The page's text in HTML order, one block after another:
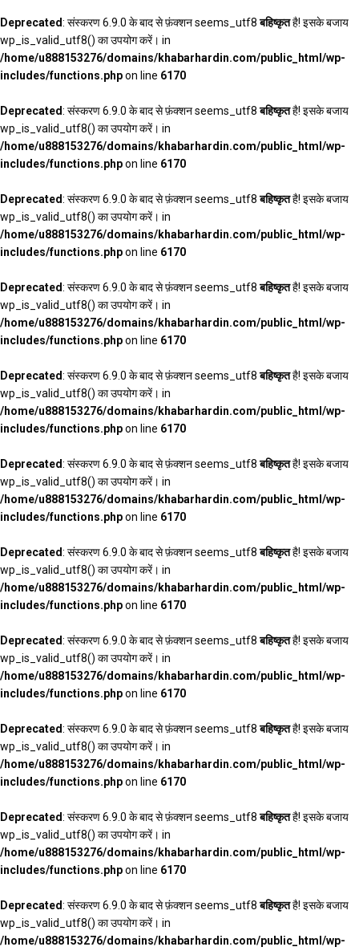
Deprecated: संस्करण 6.9.0 के बाद से फ़ंक्शन seems_utf8बहिष्कृतहै! इसके बजाय
wp_is_valid_utf8() का उपयोग करें। in
/home/u888153276/domains/khabarhardin.com/public_html/wp-
includes/functions.phpon line 6170
Deprecated: संस्करण 6.9.0 के बाद से फ़ंक्शन seems_utf8बहिष्कृतहै! इसके बजाय
wp_is_valid_utf8() का उपयोग करें। in
/home/u888153276/domains/khabarhardin.com/public_html/wp-
includes/functions.phpon line 6170
Deprecated: संस्करण 6.9.0 के बाद से फ़ंक्शन seems_utf8बहिष्कृतहै! इसके बजाय
wp_is_valid_utf8() का उपयोग करें। in
/home/u888153276/domains/khabarhardin.com/public_html/wp-
includes/functions.phpon line 6170
Deprecated: संस्करण 6.9.0 के बाद से फ़ंक्शन seems_utf8बहिष्कृतहै! इसके बजाय
wp_is_valid_utf8() का उपयोग करें। in
/home/u888153276/domains/khabarhardin.com/public_html/wp-
includes/functions.phpon line 6170
Deprecated: संस्करण 6.9.0 के बाद से फ़ंक्शन seems_utf8बहिष्कृतहै! इसके बजाय
wp_is_valid_utf8() का उपयोग करें। in
/home/u888153276/domains/khabarhardin.com/public_html/wp-
includes/functions.phpon line 6170
Deprecated: संस्करण 6.9.0 के बाद से फ़ंक्शन seems_utf8बहिष्कृतहै! इसके बजाय
wp_is_valid_utf8() का उपयोग करें। in
/home/u888153276/domains/khabarhardin.com/public_html/wp-
includes/functions.phpon line 6170
Deprecated: संस्करण 6.9.0 के बाद से फ़ंक्शन seems_utf8बहिष्कृतहै! इसके बजाय
wp_is_valid_utf8() का उपयोग करें। in
/home/u888153276/domains/khabarhardin.com/public_html/wp-
includes/functions.phpon line 6170
Deprecated: संस्करण 6.9.0 के बाद से फ़ंक्शन seems_utf8बहिष्कृतहै! इसके बजाय
wp_is_valid_utf8() का उपयोग करें। in
/home/u888153276/domains/khabarhardin.com/public_html/wp-
includes/functions.phpon line 6170
Deprecated: संस्करण 6.9.0 के बाद से फ़ंक्शन seems_utf8बहिष्कृतहै! इसके बजाय
wp_is_valid_utf8() का उपयोग करें। in
/home/u888153276/domains/khabarhardin.com/public_html/wp-
includes/functions.phpon line 6170
Deprecated: संस्करण 6.9.0 के बाद से फ़ंक्शन seems_utf8बहिष्कृतहै! इसके बजाय
wp_is_valid_utf8() का उपयोग करें। in
/home/u888153276/domains/khabarhardin.com/public_html/wp-
includes/functions.phpon line 6170
Deprecated: संस्करण 6.9.0 के बाद से फ़ंक्शन seems_utf8बहिष्कृतहै! इसके बजाय
wp_is_valid_utf8() का उपयोग करें। in
/home/u888153276/domains/khabarhardin.com/public_html/wp-